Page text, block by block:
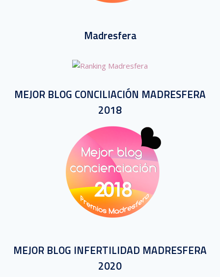
Madresfera
MEJOR BLOG CONCILIACIÓN MADRESFERA
2018
MEJOR BLOG INFERTILIDAD MADRESFERA
2020